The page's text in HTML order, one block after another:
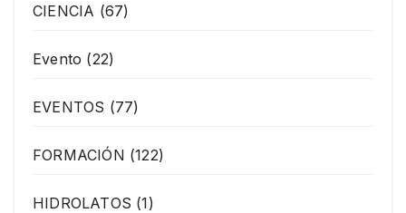
CIENCIA (67)
Evento (22)
EVENTOS (77)
FORMACIÓN (122)
HIDROLATOS (1)